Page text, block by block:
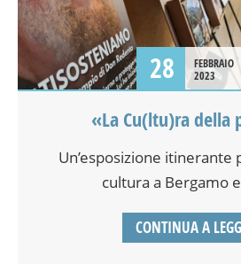
28
FEBBRAIO
2023
«La Cu(ltu)ra della
Un’esposizione itinerante
cultura a Bergamo
CONTINUA A